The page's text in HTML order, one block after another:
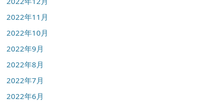
2022年11月
2022年10月
2022年9月
2022年8月
2022年7月
2022年6月